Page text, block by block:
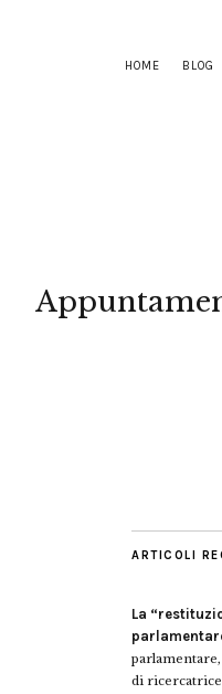
HOME BLOG
ARTICOLI
La
di ricercatrice